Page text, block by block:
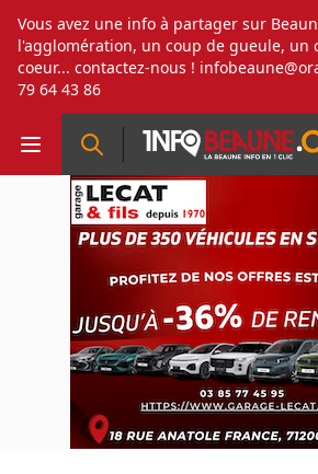
Vous avez une info à partager sur
l'agglomération, un coup de gueule, un
coeur... contactez-nous !
79 64 43 86